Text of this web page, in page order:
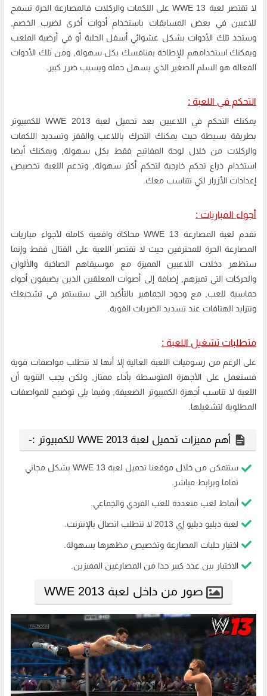
لا تقتصر لعبة WWE 13 على اللكمات والركلات فالمصارعة الحرة تسمح
للاعبين في بعض المسابقات باستخدام أدوات أخرى لضرب الخصم,
وستجد تلك الأدوات بشكل عشوائي أسفل الحلبة أو في أرضية الملعب
ويمكنك استخدامهم للإطاحة بمنافسك بكل سهولة, ومن تلك الأدوات
الفعالة هو السلم الصغير الذي يسهل حمله ويسبب ضرر كبير.
التحكم في اللعبة :
يمكنك التحكم في اللاعبين بعد تحميل لعبة WWE 2013 للكمبيوتر
بطريقة بسيطة حيث يمكنك التحرك باللاعب والقفز وتسديد اللكمات
والركلات من خلال لوحة المفاتيح فقط بكل سهولة, ويمكنك أيضا
استخدام ذراع تحكم خارجية لتحكم أكثر سهولة, وتدعم اللعبة تخصيص
إعدادات الأزرار لكي تتناسب معك.
أجواء المباريات :
تقدم لعبة المصارعة WWE 13 محاكاة واقعية كاملة لأجواء مباريات
المصارعة الحرة للمحترفين حيث لا تقتصر اللعبة على القتال فقط وإنما
ستظهر دخلات اللاعبين المميزة مع موسيقاهم الصاخبة والألوان
والحركات التي تميزهم, إضافة إلى أصوات المعلقين الذين يضيفون أجواء
حماسية للعب, مع وجود الجماهير بالتأكيد التي ستستمر في تشجيعك
وتتزايد الهتافات عند تسديد الضربات القوية.
متطلبات تشغيل اللعبة :
على الرغم من رسوميات اللعبة العالية إلا أنها لا تتطلب مواصفات قوية
فستعمل على الأجهزة المتوسطة بأداء ممتاز, ولكن يجب التنويه أن
اللعبة لا تناسب أجهزة الكمبيوتر الضعيفة, وفيما يلي توضيح للمواصفات
المطلوبة لتشغيلها.
أهم مميزات تحميل لعبة WWE 2013 للكمبيوتر :-
ستتمكن من خلال موقعنا تحميل لعبة WWE 13 بشكل مجاني
تماما وبرابط مباشر.
أنماط لعب متعددة للعب الفردي والجماعي.
لعبة دبليو دبليو إي 2013 لا تتطلب اتصال بالإنترنت.
اختيار حلبات المصارعة وتخصيص مظهرها بسهولة.
الاختيار بين عدد كبير جدا من المصارعين المميزين.
صور من داخل لعبة WWE 2013